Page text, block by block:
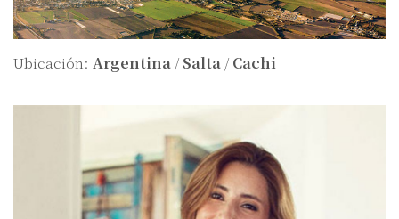
Ubicación: Argentina / Salta / Cachi